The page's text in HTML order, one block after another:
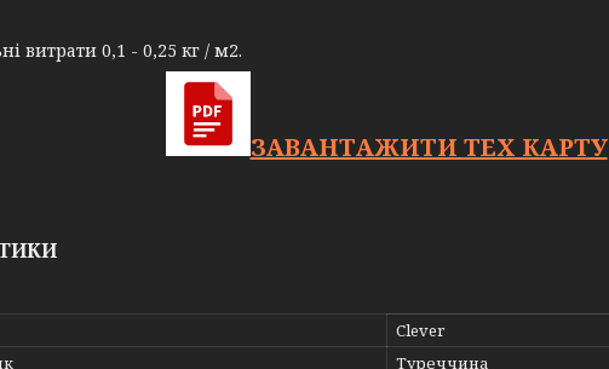
витрати 0,1 - 0,25 кг / м2.
ЗАВАНТАЖИТИ ТЕХ КАРТУ
Clever
Туреччина